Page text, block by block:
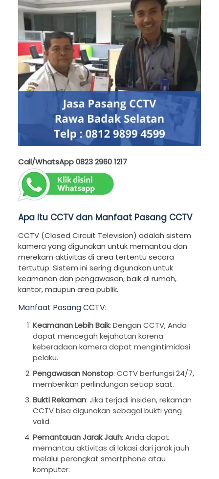
Call/WhatsApp0823 2960 1217
Apa Itu CCTV dan Manfaat Pasang CCTV
CCTV (Closed Circuit Television) adalah sistem
kamera yang digunakan untuk memantau dan
merekam aktivitas di area tertentu secara
tertutup. Sistem ini sering digunakan untuk
keamanan dan pengawasan, baik di rumah,
kantor, maupun area publik.
Manfaat Pasang CCTV:
Keamanan Lebih Baik: Dengan CCTV, Anda
dapat mencegah kejahatan karena
keberadaan kamera dapat mengintimidasi
pelaku.
Pengawasan Nonstop: CCTV berfungsi 24/7,
memberikan perlindungan setiap saat.
Bukti Rekaman: Jika terjadi insiden, rekaman
CCTV bisa digunakan sebagai bukti yang
valid.
Pemantauan Jarak Jauh: Anda dapat
memantau aktivitas di lokasi dari jarak jauh
melalui perangkat smartphone atau
komputer.